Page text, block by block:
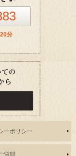
分
ーポリシー